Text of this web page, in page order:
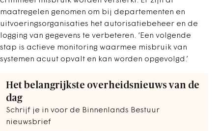
maatregelen genomen om bij departementen en
uitvoeringsorganisaties het autorisatiebeheer en de
logging van gegevens te verbeteren. ‘Een volgende
stap is actieve monitoring waarmee misbruik van
systemen acuut opvalt en kan worden opgevolgd.’
Het belangrijkste overheidsnieuws van de
dag
Schrijf je in voor de Binnenlands Bestuur
nieuwsbrief